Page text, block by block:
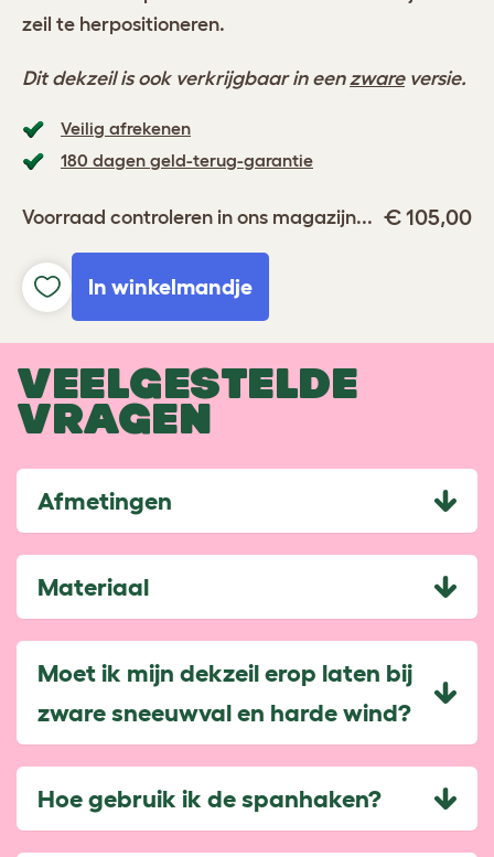
Veilig afrekenen
180 dagen geld-terug-garantie
Voorraad controleren in ons magazijn... € 105,00
In winkelmandje
zeil te herpositioneren.
Dit dekzeil is ook verkrijgbaar in eenzwareversie.
VEELGESTELDE
VRAGEN
Afmetingen
Materiaal
Moet ik mijn dekzeil erop laten bij
zware sneeuwval en harde wind?
Hoe gebruik ik de spanhaken?